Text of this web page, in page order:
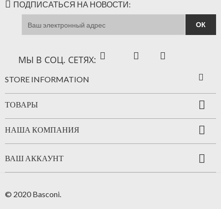
ПОДПИСАТЬСЯ НА НОВОСТИ:
МЫ В СОЦ. СЕТЯХ:
STORE INFORMATION 
ТОВАРЫ 
НАША КОМПАНИЯ 
ВАШ АККАУНТ 
© 2020 Basconi.